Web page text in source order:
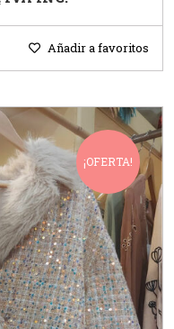
Añadir a favoritos
¡OFERTA!